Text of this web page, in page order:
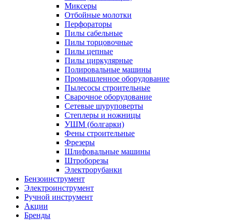
Миксеры
Отбойные молотки
Перфораторы
Пилы сабельные
Пилы торцовочные
Пилы цепные
Пилы циркулярные
Полировальные машины
Промышленное оборудование
Пылесосы строительные
Сварочное оборудование
Сетевые шуруповерты
Степлеры и ножницы
УШМ (болгарки)
Фены строительные
Фрезеры
Шлифовальные машины
Штроборезы
Электрорубанки
Бензоинструмент
Электроинструмент
Ручной инструмент
Акции
Бренды